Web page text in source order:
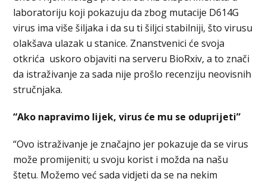
laboratoriju koji pokazuju da zbog mutacije D614G
virus ima više šiljaka i da su ti šiljci stabilniji, što virusu
olakšava ulazak u stanice. Znanstvenici će svoja
otkrića uskoro objaviti na serveru BioRxiv, a to znači
da istraživanje za sada nije prošlo recenziju neovisnih
stručnjaka.
“Ako napravimo lijek, virus će mu se oduprijeti”
“Ovo istraživanje je značajno jer pokazuje da se virus
može promijeniti; u svoju korist i možda na našu
štetu. Možemo već sada vidjeti da se na nekim